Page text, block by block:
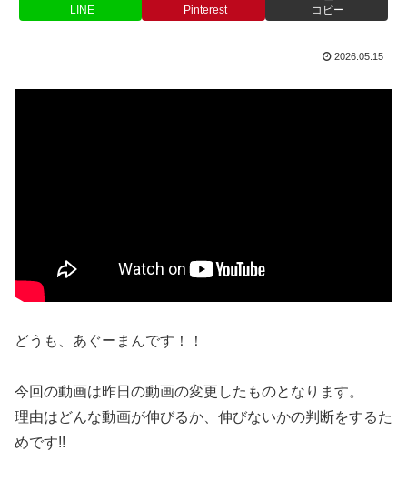
LINE Pinterest コピー
2026.05.15
どうも、あぐーまんです！！
今回の動画は昨日の動画の変更したものとなります。
理由はどんな動画が伸びるか、伸びないかの判断をするた
めです!!